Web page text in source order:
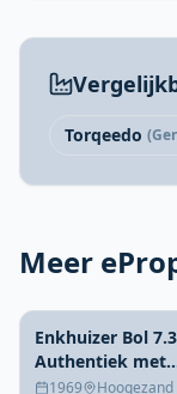
Torqeedo
Meer
Enkhuizer Bol
Authentiek met
boegschroef
1969 Hoogezand